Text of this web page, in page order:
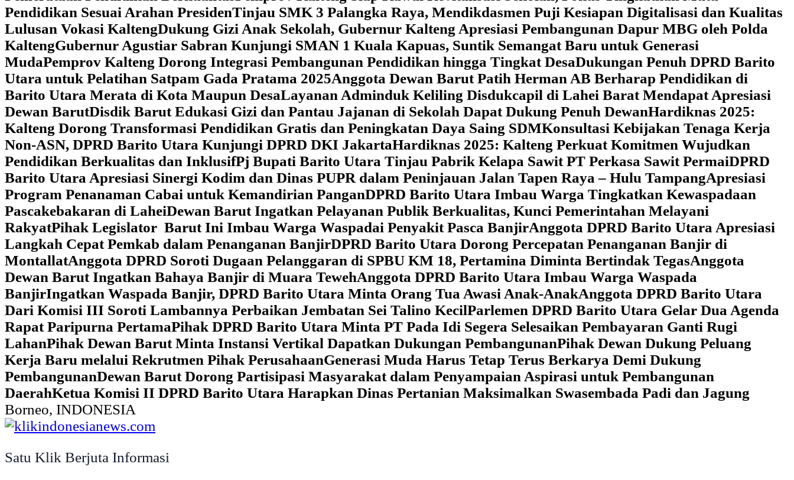
Pendidikan Sesuai Arahan Presiden‎Tinjau SMK 3 Palangka Raya, Mendikdasmen Puji Kesiapan Digitalisasi dan Kualitas
Lulusan Vokasi Kalteng‎Dukung Gizi Anak Sekolah, Gubernur Kalteng Apresiasi Pembangunan Dapur MBG oleh Polda
Kalteng‎Gubernur Agustiar Sabran Kunjungi SMAN 1 Kuala Kapuas, Suntik Semangat Baru untuk Generasi
Muda‎Pemprov Kalteng Dorong Integrasi Pembangunan Pendidikan hingga Tingkat DesaDukungan Penuh DPRD Barito
Utara untuk Pelatihan Satpam Gada Pratama 2025Anggota Dewan Barut Patih Herman AB Berharap Pendidikan di
Barito Utara Merata di Kota Maupun DesaLayanan Adminduk Keliling Disdukcapil di Lahei Barat Mendapat Apresiasi
Dewan BarutDisdik Barut Edukasi Gizi dan Pantau Jajanan di Sekolah Dapat Dukung Penuh DewanHardiknas 2025:
Kalteng Dorong Transformasi Pendidikan Gratis dan Peningkatan Daya Saing SDMKonsultasi Kebijakan Tenaga Kerja
Non-ASN, DPRD Barito Utara Kunjungi DPRD DKI JakartaHardiknas 2025: Kalteng Perkuat Komitmen Wujudkan
Pendidikan Berkualitas dan InklusifPj Bupati Barito Utara Tinjau Pabrik Kelapa Sawit PT Perkasa Sawit PermaiDPRD
Barito Utara Apresiasi Sinergi Kodim dan Dinas PUPR dalam Peninjauan Jalan Tapen Raya – Hulu TampangApresiasi
Program Penanaman Cabai untuk Kemandirian PanganDPRD Barito Utara Imbau Warga Tingkatkan Kewaspadaan
Pascakebakaran di LaheiDewan Barut Ingatkan Pelayanan Publik Berkualitas, Kunci Pemerintahan Melayani
RakyatPihak Legislator Barut Ini Imbau Warga Waspadai Penyakit Pasca BanjirAnggota DPRD Barito Utara Apresiasi
Langkah Cepat Pemkab dalam Penanganan BanjirDPRD Barito Utara Dorong Percepatan Penanganan Banjir di
MontallatAnggota DPRD Soroti Dugaan Pelanggaran di SPBU KM 18, Pertamina Diminta Bertindak TegasAnggota
Dewan Barut Ingatkan Bahaya Banjir di Muara TewehAnggota DPRD Barito Utara Imbau Warga Waspada
BanjirIngatkan Waspada Banjir, DPRD Barito Utara Minta Orang Tua Awasi Anak-AnakAnggota DPRD Barito Utara
Dari Komisi III Soroti Lambannya Perbaikan Jembatan Sei Talino KecilParlemen DPRD Barito Utara Gelar Dua Agenda
Rapat Paripurna PertamaPihak DPRD Barito Utara Minta PT Pada Idi Segera Selesaikan Pembayaran Ganti Rugi
LahanPihak Dewan Barut Minta Instansi Vertikal Dapatkan Dukungan PembangunanPihak Dewan Dukung Peluang
Kerja Baru melalui Rekrutmen Pihak PerusahaanGenerasi Muda Harus Tetap Terus Berkarya Demi Dukung
PembangunanDewan Barut Dorong Partisipasi Masyarakat dalam Penyampaian Aspirasi untuk Pembangunan
DaerahKetua Komisi II DPRD Barito Utara Harapkan Dinas Pertanian Maksimalkan Swasembada Padi dan Jagung
Borneo, INDONESIA
Satu Klik Berjuta Informasi